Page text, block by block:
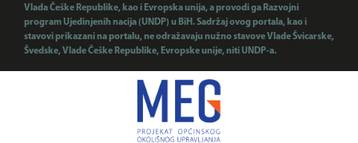
Vlada Češke Republike, kao i Evropska unija, a provodi ga Razvojni
program Ujedinjenih nacija (UNDP) u BiH. Sadržaj ovog portala, kao i
stavovi prikazani na portalu, ne odražavaju nužno stavove Vlade Švicarske,
Švedske, Vlade Češke Republike, Evropske unije, niti UNDP-a.